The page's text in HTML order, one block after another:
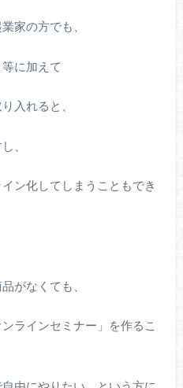
家の方でも、
に加えて
入れると、
、
ン化してしまうこともでき
がなくても、
ラインセミナー」を作るこ